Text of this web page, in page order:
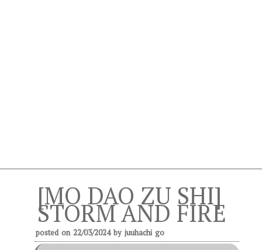
[MO DAO ZU SHI]
STORM AND FIRE
posted on 22/03/2024by juuhachi go